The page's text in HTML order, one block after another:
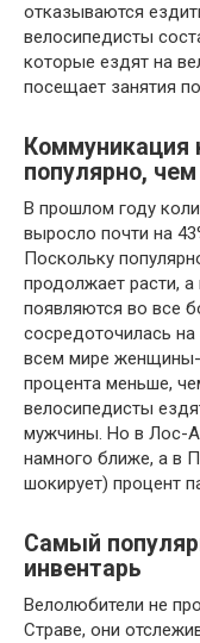
отказываются
велосипедисты
которые ездят на
посещает занятия
Коммуникация
популярно,
В прошлом году
выросло почти на
Поскольку
продолжает расти,
появляются во все
сосредоточилась на
всем мире женщины-
процента меньше,
велосипедисты
мужчины. Но в Лос-
намного ближе, а в
шокирует) процент
Самый
инвентарь
Велолюбители не
Страве, они